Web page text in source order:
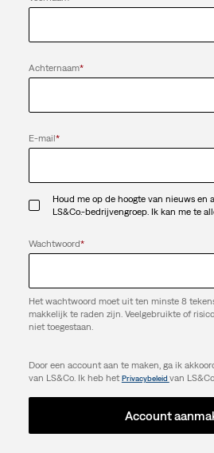
Achternaam*
E-mail*
Houd me op de hoogte van nieuws en
LS&Co.-bedrijvengroep. Ik kan me te
Wachtwoord*
Het wachtwoord moet uit ten minste 8
makkelijk te raden zijn. Veelgebruikte of
niet toegestaan.
Door een account aan te maken, ga ik
van LS&Co. Ik heb hetPrivacybeleid van
Account